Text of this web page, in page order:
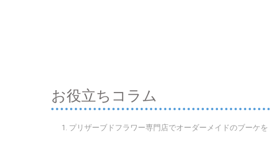
お役立ちコラム
プリザーブドフラワー専門店でオーダーメイドのブーケ